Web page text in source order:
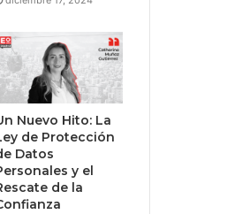
Nuevo Hito: La
de Protección
Datos
y el
de la